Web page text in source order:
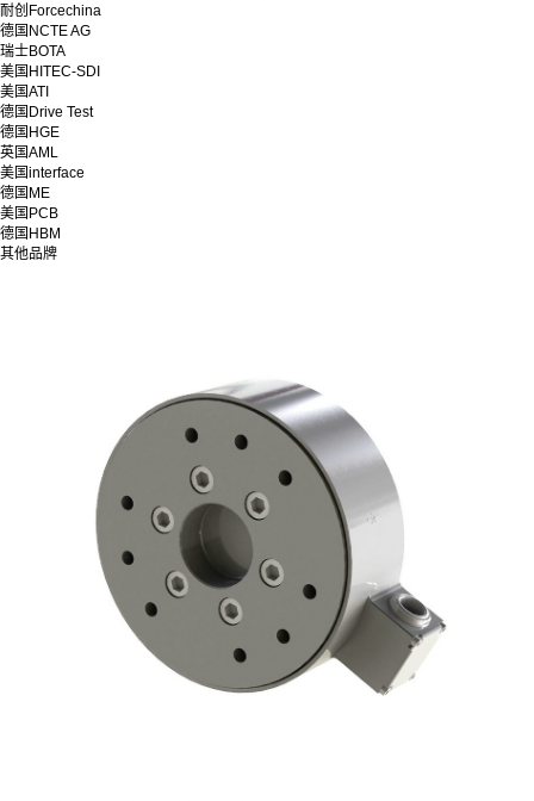
耐创Forcechina
德国NCTE AG
瑞士BOTA
美国HITEC-SDI
美国ATI
德国Drive Test
德国HGE
英国AML
美国interface
德国ME
美国PCB
德国HBM
其他品牌